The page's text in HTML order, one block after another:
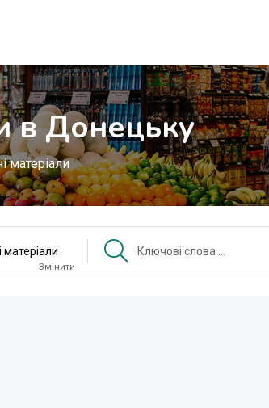
в Донецьку
матеріали
Змінити